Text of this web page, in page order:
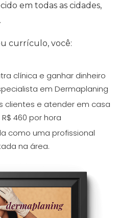
em todas as cidades,
currículo, você:
clínica e ganhar dinheiro
em Dermaplaning
clientes e atender em casa
460 por hora
como uma profissional
na área.